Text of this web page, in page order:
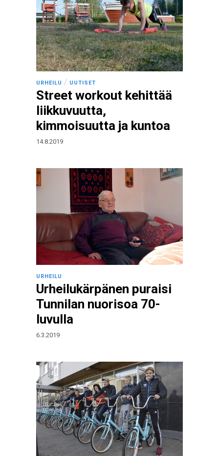
URHEILU / UUTISET
Street workout kehittää
liikkuvuutta,
kimmoisuutta ja kuntoa
14.8.2019
URHEILU
Urheilukärpänen puraisi
Tunnilan nuorisoa 70-
luvulla
6.3.2019